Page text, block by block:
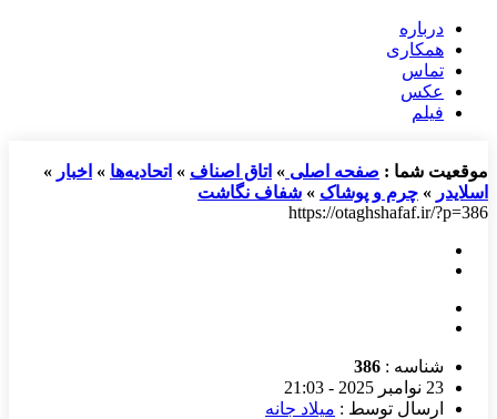
درباره
همکاری
تماس
عکس
فیلم
موقعیت شما : صفحه اصلی » اتاق اصناف » اتحادیه‌ها » اخبار »
اسلایدر » چرم و پوشاک » شفاف نگاشت
https://otaghshafaf.ir/?p=386
شناسه : 386
23 نوامبر 2025 - 21:03
ارسال توسط : میلاد جانه